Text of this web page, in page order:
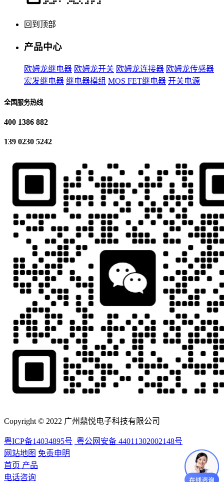
回到顶部
产品中心
欧姆龙继电器 欧姆龙开关 欧姆龙连接器 欧姆龙传感器
宏发继电器 继电器模组 MOS FET继电器 开关电源
全国服务热线
400 1386 882
139 0230 5242
Copyright © 2022 广州鼎悦电子科技有限公司
粤ICP备14034895号 粤公网安备 44011302002148号
网站地图 免责申明
首页 产品
电话咨询